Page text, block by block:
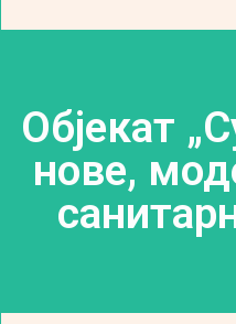
Објекат
нове,